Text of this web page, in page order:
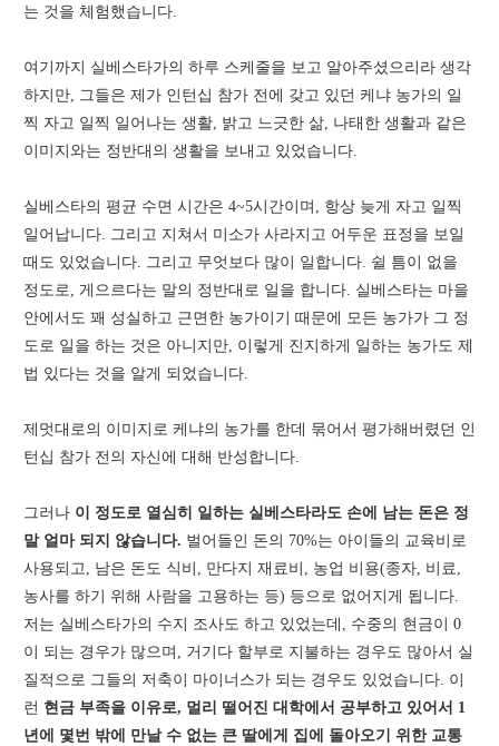
는 것을 체험했습니다.
여기까지 실베스타가의 하루 스케줄을 보고 알아주셨으리라 생각
하지만, 그들은 제가 인턴십 참가 전에 갖고 있던 케냐 농가의 일
찍 자고 일찍 일어나는 생활, 밝고 느긋한 삶, 나태한 생활과 같은
이미지와는 정반대의 생활을 보내고 있었습니다.
실베스타의 평균 수면 시간은 4~5시간이며, 항상 늦게 자고 일찍
일어납니다. 그리고 지쳐서 미소가 사라지고 어두운 표정을 보일
때도 있었습니다. 그리고 무엇보다 많이 일합니다. 쉴 틈이 없을
정도로, 게으르다는 말의 정반대로 일을 합니다. 실베스타는 마을
안에서도 꽤 성실하고 근면한 농가이기 때문에 모든 농가가 그 정
도로 일을 하는 것은 아니지만, 이렇게 진지하게 일하는 농가도 제
법 있다는 것을 알게 되었습니다.
제멋대로의 이미지로 케냐의 농가를 한데 묶어서 평가해버렸던 인
턴십 참가 전의 자신에 대해 반성합니다.
그러나 이 정도로 열심히 일하는 실베스타라도 손에 남는 돈은 정
말 얼마 되지 않습니다. 벌어들인 돈의 70%는 아이들의 교육비로
사용되고, 남은 돈도 식비, 만다지 재료비, 농업 비용(종자, 비료,
농사를 하기 위해 사람을 고용하는 등) 등으로 없어지게 됩니다.
저는 실베스타가의 수지 조사도 하고 있었는데, 수중의 현금이 0
이 되는 경우가 많으며, 거기다 할부로 지불하는 경우도 많아서 실
질적으로 그들의 저축이 마이너스가 되는 경우도 있었습니다. 이
런 현금 부족을 이유로, 멀리 떨어진 대학에서 공부하고 있어서 1
년에 몇번 밖에 만날 수 없는 큰 딸에게 집에 돌아오기 위한 교통